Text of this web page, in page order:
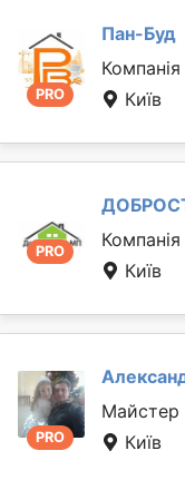
PRO
Пан-Буд
Компанія
Київ
PRO
Компанія
Київ
PRO
Майстер
Київ